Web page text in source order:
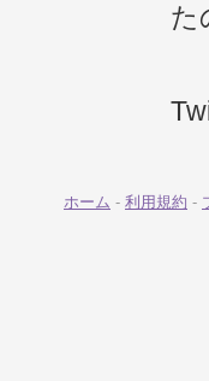
た
ホーム - 利用規約 -